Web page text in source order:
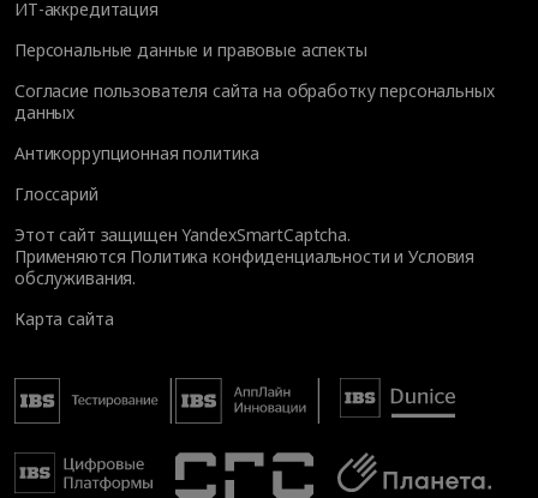
ИТ-аккредитация
Персональные данные и правовые аспекты
Согласие пользователя сайта на обработку персональных
данных
Антикоррупционная политика
Глоссарий
Этот сайт защищен YandexSmartCaptcha.
Применяются Политика конфиденциальности иУсловия
обслуживания.
Карта сайта